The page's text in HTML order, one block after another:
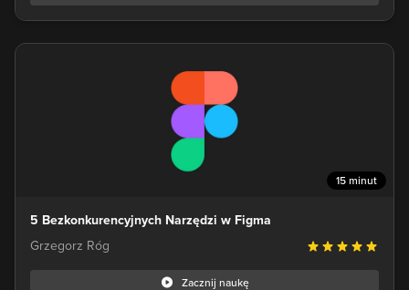
15 minut
5 Bezkonkurencyjnych Narzędzi w Figma
Grzegorz Róg
Zacznij naukę